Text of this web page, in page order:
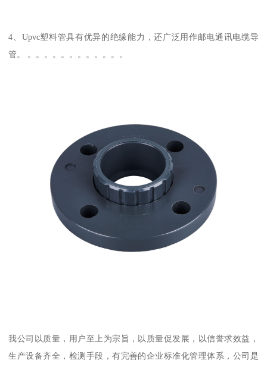
4、Upvc塑料管具有优异的绝缘能力，还广泛用作邮电通讯电缆导
管。 。。。。。。。。。。。。
我公司以质量，用户至上为宗旨，以质量促发展，以信誉求效益，
生产设备齐全，检测手段，有完善的企业标准化管理体系，公司是